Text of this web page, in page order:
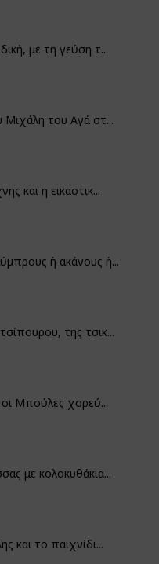
με τη γεύση τ...
Μιχάλη του Αγά στ...
και η εικαστικ...
ή ακάνους ή...
της τσικ...
οι Μπούλες χορεύ...
με κολοκυθάκια...
και το παιχνίδι...